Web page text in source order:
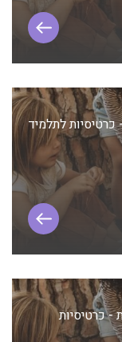
- כרטיסיות